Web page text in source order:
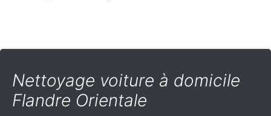
Nettoyage voiture à domicile
Flandre Orientale